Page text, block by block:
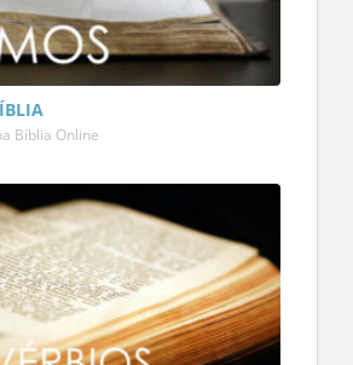
Bíblia Online